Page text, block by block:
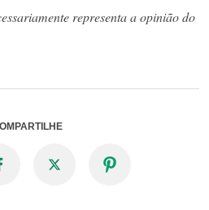
representa a opinião do